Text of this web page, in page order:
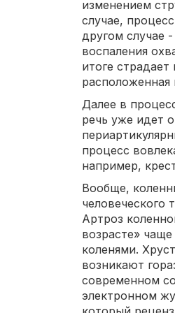
изменением
случае,
другом случае
воспаления
итоге
расположенная
Далее в
речь уже идет
процесс
например,
Вообще,
человеческого
Артроз
возрасте»
коленями.
возникают
современном
электронном